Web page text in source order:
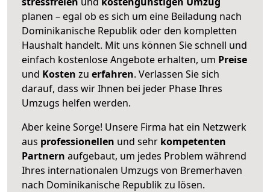
planen – egal ob es sich um eine Beiladung nach
Dominikanische Republik oder den kompletten
Haushalt handelt. Mit uns können Sie schnell und
einfach kostenlose Angebote erhalten, um Preise
und Kosten zu erfahren. Verlassen Sie sich
darauf, dass wir Ihnen bei jeder Phase Ihres
Umzugs helfen werden.
Aber keine Sorge! Unsere Firma hat ein Netzwerk
aus professionellen und sehr kompetenten
Partnern aufgebaut, um jedes Problem während
Ihres internationalen Umzugs von Bremerhaven
nach Dominikanische Republik zu lösen.